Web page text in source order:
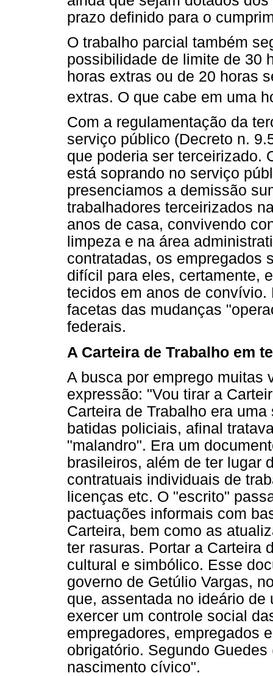
prazo definido para o
O trabalho parcial também
possibilidade de limite de 30
horas extras ou de 20 horas
extras. O que cabe em uma
Com a regulamentação da
serviço público (Decreto n.
que poderia ser terceirizado.
está soprando no serviço
presenciamos a demissão
trabalhadores terceirizados
anos de casa, convivendo
limpeza e na área
contratadas, os empregados
difícil para eles, certamente,
tecidos em anos de
facetas das mudanças
federais.
A Carteira de Trabalho em
A busca por emprego muitas
expressão: "Vou tirar a
Carteira de Trabalho era
batidas policiais, afinal
"malandro". Era um
brasileiros, além de ter lugar
contratuais individuais de
licenças etc. O "escrito"
pactuações informais com
Carteira, bem como as
ter rasuras. Portar a Carteira
cultural e simbólico. Esse
governo de Getúlio Vargas,
que, assentada no ideário
exercer um controle social
empregadores, empregados
obrigatório. Segundo
nascimento cívico".